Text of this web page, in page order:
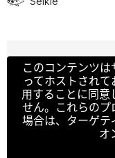
このコンテンツ
ってホストされ
用することに同意
せん。これらのプ
場合は、ターゲテ
オ